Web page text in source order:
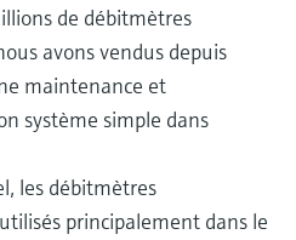
de débitmètres
avons vendus depuis
maintenance et
système simple dans
les débitmètres
principalement dans le